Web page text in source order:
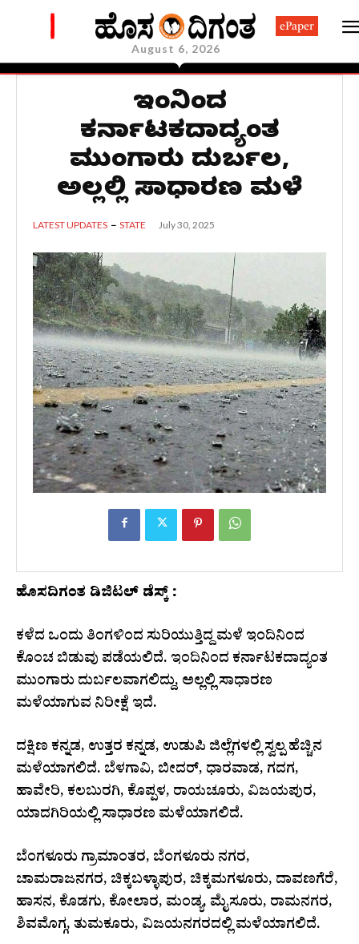
August 6, 2026
ePaper
ಇಂದಿನಿಂದ
ಕರ್ನಾಟಕದಾದ್ಯಂತ
ಮುಂಗಾರು ದುರ್ಬಲ,
ಅಲ್ಲಲ್ಲಿ ಸಾಧಾರಣ ಮಳೆ
LATEST UPDATES STATE July 30, 2025
ಹೊಸದಿಗಂತ ಡಿಜಿಟಲ್ ಡೆಸ್ಕ್ :
ಕಳೆದ ಒಂದು ತಿಂಗಳಿಂದ ಸುರಿಯುತ್ತಿದ್ದ ಮಳೆ ಇಂದಿನಿಂದ
ಕೊಂಚ ಬಿಡುವು ಪಡೆಯಲಿದೆ. ಇಂದಿನಿಂದ ಕರ್ನಾಟಕದಾದ್ಯಂತ
ಮುಂಗಾರು ದುರ್ಬಲವಾಗಲಿದ್ದು, ಅಲ್ಲಲ್ಲಿ ಸಾಧಾರಣ
ಮಳೆಯಾಗುವ ನಿರೀಕ್ಷೆ ಇದೆ.
ದಕ್ಷಿಣ ಕನ್ನಡ, ಉತ್ತರ ಕನ್ನಡ, ಉಡುಪಿ ಜಿಲ್ಲೆಗಳಲ್ಲಿ ಸ್ವಲ್ಪ ಹೆಚ್ಚಿನ
ಮಳೆಯಾಗಲಿದೆ. ಬೆಳಗಾವಿ, ಬೀದರ್, ಧಾರವಾಡ, ಗದಗ,
ಹಾವೇರಿ, ಕಲಬುರಗಿ, ಕೊಪ್ಪಳ, ರಾಯಚೂರು, ವಿಜಯಪುರ,
ಯಾದಗಿರಿಯಲ್ಲಿ ಸಾಧಾರಣ ಮಳೆಯಾಗಲಿದೆ.
ಬೆಂಗಳೂರು ಗ್ರಾಮಾಂತರ, ಬೆಂಗಳೂರು ನಗರ,
ಚಾಮರಾಜನಗರ, ಚಿಕ್ಕಬಳ್ಳಾಪುರ, ಚಿಕ್ಕಮಗಳೂರು, ದಾವಣಗೆರೆ,
ಹಾಸನ, ಕೊಡಗು, ಕೋಲಾರ, ಮಂಡ್ಯ, ಮೈಸೂರು, ರಾಮನಗರ,
ಶಿವಮೊಗ್ಗ, ತುಮಕೂರು, ವಿಜಯನಗರದಲ್ಲಿ ಮಳೆಯಾಗಲಿದೆ.